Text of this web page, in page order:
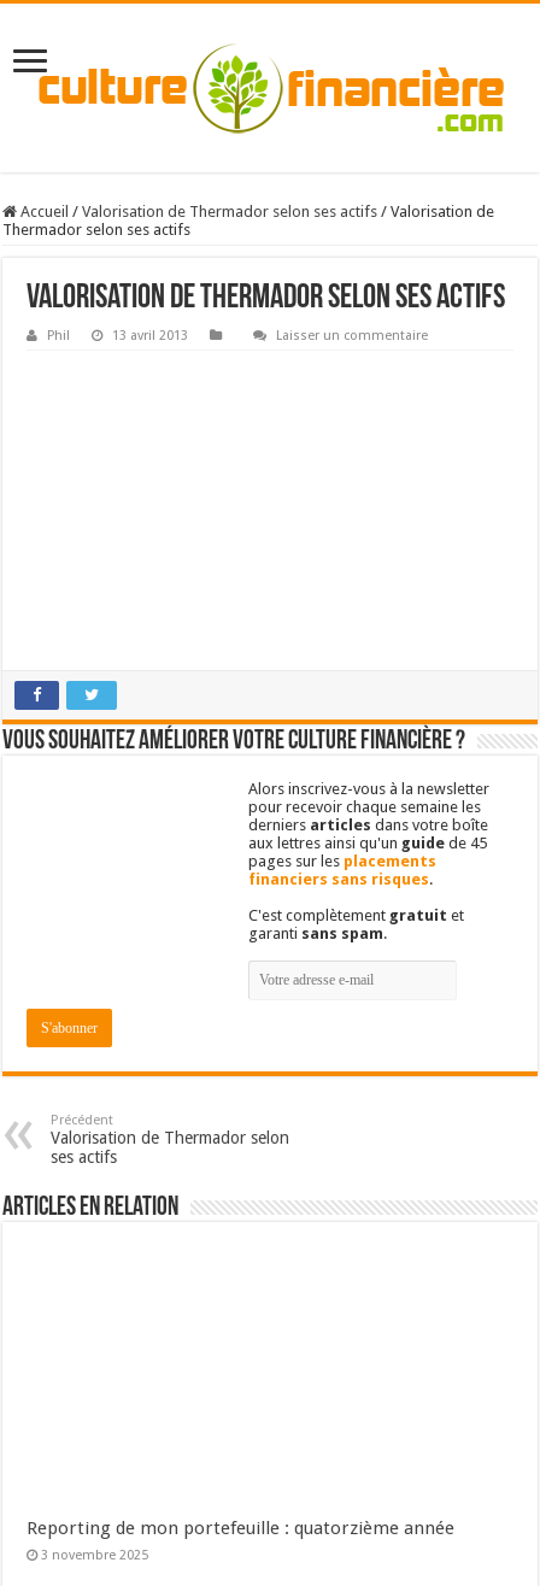
Accueil / Valorisation de Thermador selon ses actifs / Valorisation de
Thermador selon ses actifs
Valorisation de Thermador selon ses actifs
Phil 13 avril 2013 Laisser un commentaire
Vous souhaitez améliorer votre culture financière ?
Alors inscrivez-vous à la newsletter
pour recevoir chaque semaine les
derniers articles dans votre boîte
aux lettres ainsi qu'un guide de 45
pages sur les placements
financiers sans risques.
C'est complètement gratuit et
garanti sans spam.
Précédent
Valorisation de Thermador selon
ses actifs
Articles en relation
Reporting de mon portefeuille : quatorzième année
3 novembre 2025